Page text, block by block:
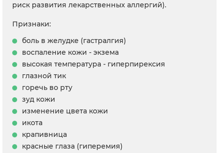
риск развития лекарственных аллергий).
Признаки:
боль в желудке (гастралгия)
воспаление кожи - экзема
высокая температура - гиперпирексия
глазной тик
горечь во рту
зуд кожи
изменение цвета кожи
икота
крапивница
красные глаза (гиперемия)